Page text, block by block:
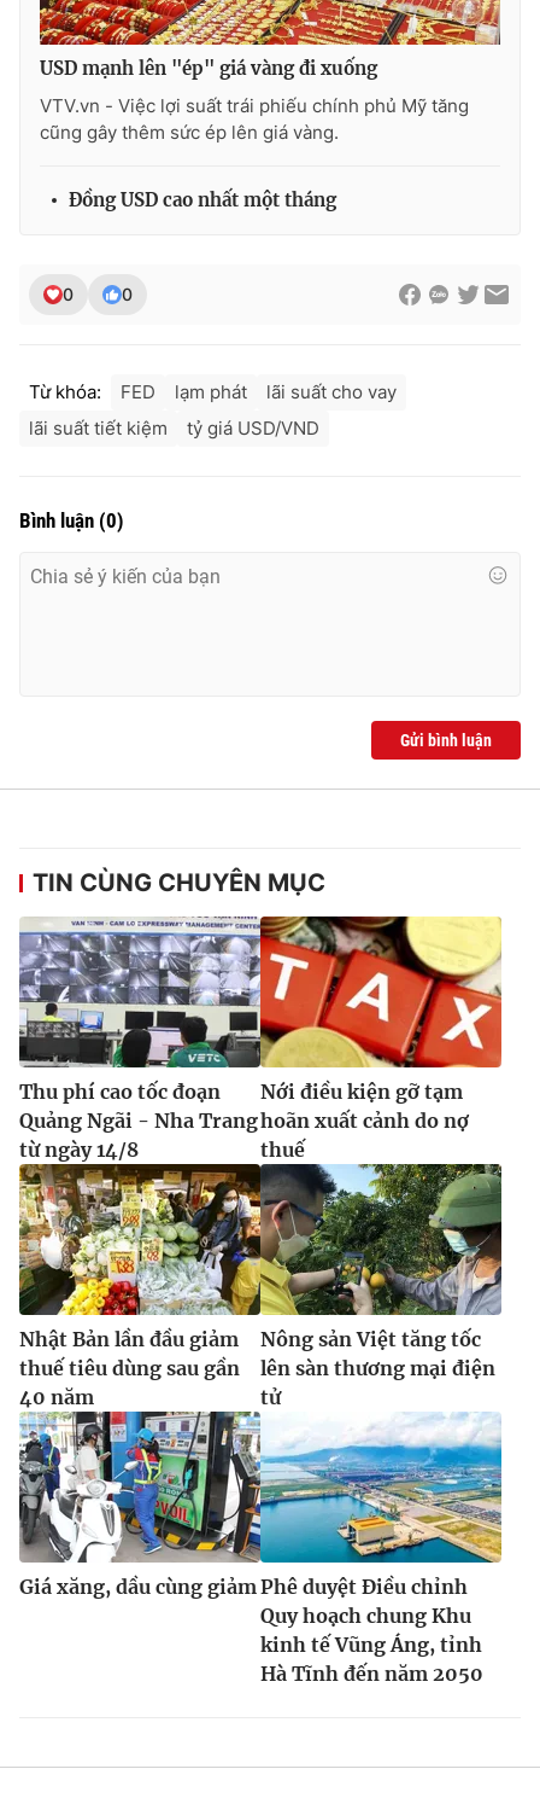
THỜI BÁO VTV
Cơ quan chủ quản:
cấp ngày 29/12/2023
Tổng Biên tập:Vũ Thanh Thủy
Tổng đài VTV:
Email: toasoan@vtv.vn
® Cấm sao chép dưới mọi hình thức nếu không có sự chấp
thuận bằng văn bản. Ghi rõ nguồn VTV.vn khi phát hành lại
thông tin từ website này.
USD mạnh lên "ép" giá vàng đi xuống
VTV.vn - Việc lợi suất trái phiếu chính phủ Mỹ tăng
cũng gây thêm sức ép lên giá vàng.
Đồng USD cao nhất một tháng
0 0
Từ khóa: FED lạm phát
lãi suất cho vay
lãi suất tiết kiệm
tỷ giá USD/VND
Bình luận (0)
Gửi bình luận
TIN CÙNG CHUYÊN MỤC
Thu phí cao tốc đoạn
Quảng Ngãi - Nha Trang
từ ngày 14/8
Nới điều kiện gỡ tạm
hoãn xuất cảnh do nợ
thuế
Nhật Bản lần đầu giảm
thuế tiêu dùng sau gần
40 năm
Nông sản Việt tăng tốc
lên sàn thương mại điện
tử
Giá xăng, dầu cùng giảm Phê duyệt Điều chỉnh
Quy hoạch chung Khu
kinh tế Vũng Áng, tỉnh
Hà Tĩnh đến năm 2050